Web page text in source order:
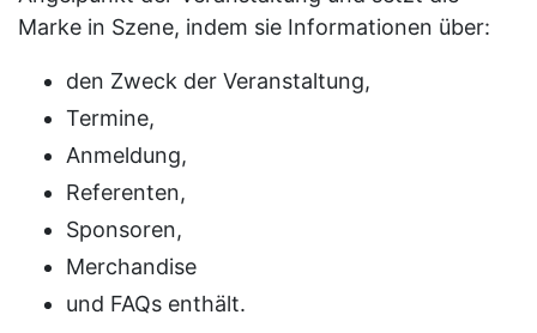
Marke in Szene, indem sie Informationen über:
den Zweck der Veranstaltung,
Termine,
Anmeldung,
Referenten,
Sponsoren,
Merchandise
und FAQs enthält.